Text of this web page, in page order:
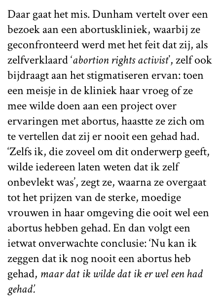
Daar gaat het mis. Dunham vertelt over een
bezoek aan een abortuskliniek, waarbij ze
geconfronteerd werd met het feit dat zij, als
zelfverklaard ‘abortion rights activist’, zelf ook
bijdraagt aan het stigmatiseren ervan: toen
een meisje in de kliniek haar vroeg of ze
mee wilde doen aan een project over
ervaringen met abortus, haastte ze zich om
te vertellen dat zij er nooit een gehad had.
‘Zelfs ik, die zoveel om dit onderwerp geeft,
wilde iedereen laten weten dat ik zelf
onbevlekt was’, zegt ze, waarna ze overgaat
tot het prijzen van de sterke, moedige
vrouwen in haar omgeving die ooit wel een
abortus hebben gehad. En dan volgt een
ietwat onverwachte conclusie: ‘Nu kan ik
zeggen dat ik nog nooit een abortus heb
gehad, maar dat ik wilde dat ik er wel een had
gehad’.